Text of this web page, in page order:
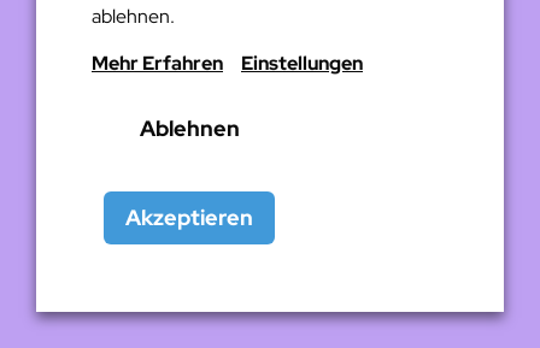
ablehnen.
Mehr Erfahren
Einstellungen
Ablehnen
Akzeptieren